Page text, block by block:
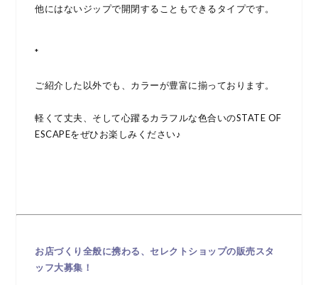
他にはないジップで開閉することもできるタイプです。
*
ご紹介した以外でも、カラーが豊富に揃っております。
軽くて丈夫、そして心躍るカラフルな色合いのSTATE OF
ESCAPEをぜひお楽しみください♪
お店づくり全般に携わる、セレクトショップの販売スタ
ッフ大募集！